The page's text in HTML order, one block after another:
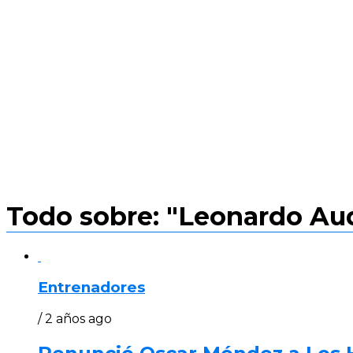
Todo sobre: "Leonardo
Entrenadores
/ 2 años ago